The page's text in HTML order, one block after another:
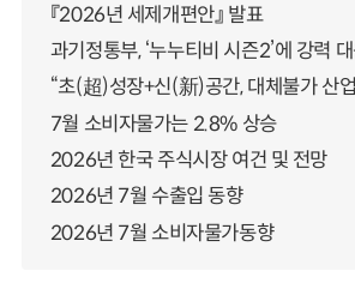
『2026년 세제개편안』 발표
과기정통부, ‘누누티비 시즌2’에 강력
“초(超)성장+신(新)공간, 대체불가 산
7월 소비자물가는 2.8% 상승
2026년 한국 주식시장 여건 및 전망
2026년 7월 수출입 동향
2026년 7월 소비자물가동향